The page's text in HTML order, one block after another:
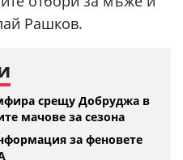
Рашков.
срещу Добруджа в
мачове за сезона
за феновете